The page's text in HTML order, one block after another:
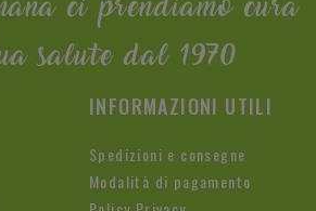
ci prendiamo cura
salute dal 1970
INFORMAZIONI UTILI
Spedizioni e consegne
Modalità di pagamento